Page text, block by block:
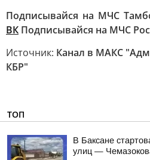
Подписывайся на МЧС
ВК Подписывайся на МЧС
Источник: Канал в МАКС
КБР"
ТОП
В Баксане
улиц —